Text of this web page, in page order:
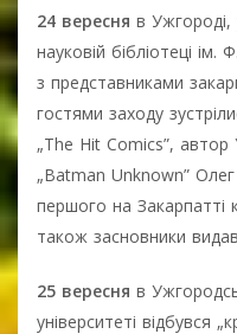
24 вересня в Ужгороді,
науковій бібліотеці ім.
з представниками
гостями заходу
„The Hit Comics”, автор
„Batman Unknown”
першого на Закарпатті
також засновники
25 вересня в
університеті відбувся